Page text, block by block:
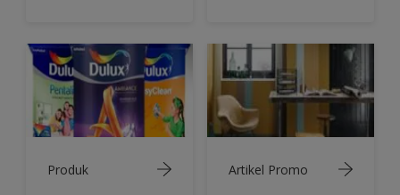
Produk Artikel Promo